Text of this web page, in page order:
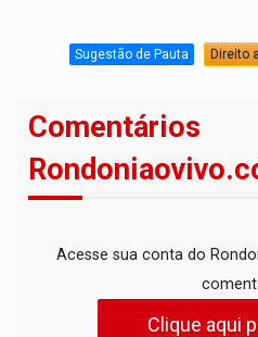
Sugestão de Pauta Direito
Comentários
Acesse sua conta do
Clique aqui